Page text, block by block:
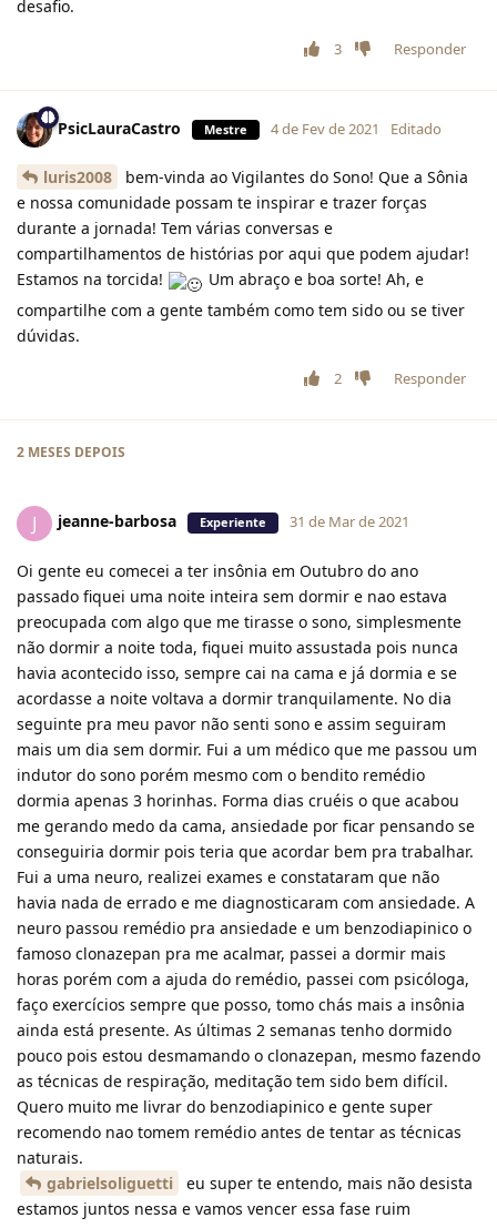
desafio.
3 Responder
PsicLauraCastro Mestre 4 de Fev de 2021 Editado
luris2008
bem-vinda ao Vigilantes do Sono! Que a Sônia
e nossa comunidade possam te inspirar e trazer forças
durante a jornada! Tem várias conversas e
compartilhamentos de histórias por aqui que podem ajudar!
Estamos na torcida!
Um abraço e boa sorte! Ah, e
compartilhe com a gente também como tem sido ou se tiver
dúvidas.
2 Responder
2 MESES DEPOIS
J jeanne-barbosa Experiente 31 de Mar de 2021
Oi gente eu comecei a ter insônia em Outubro do ano
passado fiquei uma noite inteira sem dormir e nao estava
preocupada com algo que me tirasse o sono, simplesmente
não dormir a noite toda, fiquei muito assustada pois nunca
havia acontecido isso, sempre cai na cama e já dormia e se
acordasse a noite voltava a dormir tranquilamente. No dia
seguinte pra meu pavor não senti sono e assim seguiram
mais um dia sem dormir. Fui a um médico que me passou um
indutor do sono porém mesmo com o bendito remédio
dormia apenas 3 horinhas. Forma dias cruéis o que acabou
me gerando medo da cama, ansiedade por ficar pensando se
conseguiria dormir pois teria que acordar bem pra trabalhar.
Fui a uma neuro, realizei exames e constataram que não
havia nada de errado e me diagnosticaram com ansiedade. A
neuro passou remédio pra ansiedade e um benzodiapinico o
famoso clonazepan pra me acalmar, passei a dormir mais
horas porém com a ajuda do remédio, passei com psicóloga,
faço exercícios sempre que posso, tomo chás mais a insônia
ainda está presente. As últimas 2 semanas tenho dormido
pouco pois estou desmamando o clonazepan, mesmo fazendo
as técnicas de respiração, meditação tem sido bem difícil.
Quero muito me livrar do benzodiapinico e gente super
recomendo nao tomem remédio antes de tentar as técnicas
naturais.
gabrielsoliguetti
eu super te entendo, mais não desista
estamos juntos nessa e vamos vencer essa fase ruim